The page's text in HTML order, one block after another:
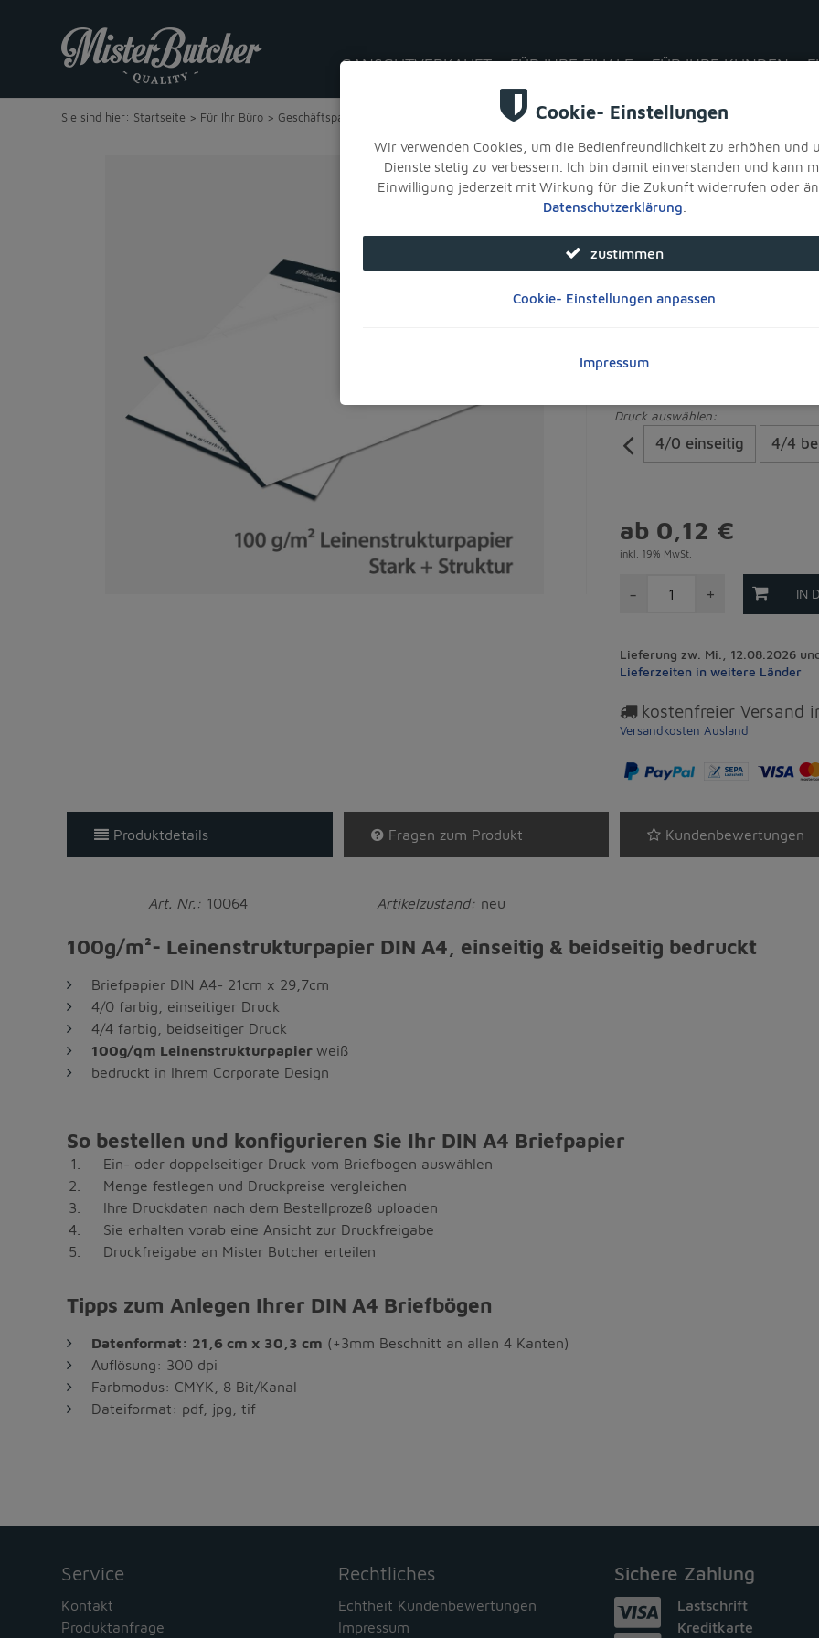
GANSGUTVERKAUFT FÜR IHRE FILIALE FÜR IHRE KUNDEN
Sie sind hier: Startseite > Für Ihr Büro > Geschäftspapier Briefpapier DIN A4, 100g/m², Leinenstrukturpapier, weiß, ein- o. beidseitig drucken
Produkt bewerten
Briefpapier DIN
drucken
10064
Druck auswählen:
4/0 einseitig 4/4
ab 0,12 €
inkl. 19% MwSt.
- + IN
Lieferung zw. Mi., 12.08.2026
Lieferzeiten in weitere Länder
kostenfreier Versand
Versandkosten Ausland
Produktdetails Fragen zum Produkt Kundenbewertungen
Art. Nr.: 10064 Artikelzustand: neu
100g/m²- Leinenstrukturpapier DIN A4, einseitig & beidseitig bedruckt
Briefpapier DIN A4- 21cm x 29,7cm
4/0 farbig, einseitiger Druck
4/4 farbig, beidseitiger Druck
100g/qm Leinenstrukturpapierweiß
bedruckt in Ihrem Corporate Design
So bestellen und konfigurieren Sie Ihr DIN A4 Briefpapier
Ein- oder doppelseitiger Druck vom Briefbogen auswählen
Menge festlegen und Druckpreise vergleichen
Ihre Druckdaten nach dem Bestellprozeß uploaden
Sie erhalten vorab eine Ansicht zur Druckfreigabe
Druckfreigabe an Mister Butcher erteilen
Tipps zum Anlegen Ihrer DIN A4 Briefbögen
Datenformat: 21,6 cm x 30,3 cm (+3mm Beschnitt an allen 4 Kanten)
Auflösung: 300 dpi
Farbmodus: CMYK, 8 Bit/Kanal
Dateiformat: pdf, jpg, tif
Service
Kontakt
Produktanfrage
Rechtliches
Echtheit Kundenbewertungen
Impressum
Sichere Zahlung
Lastschrift
Kreditkarte